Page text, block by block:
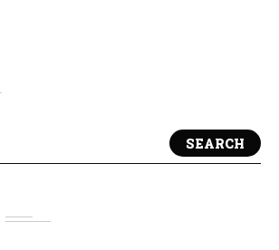
SEARCH